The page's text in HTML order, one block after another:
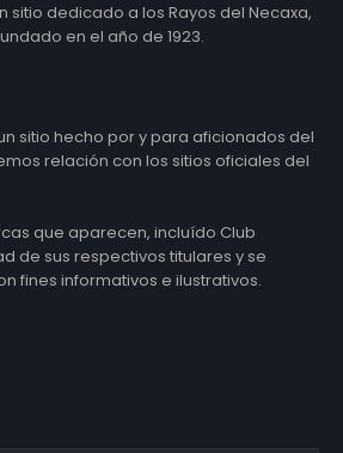
sitio dedicado a los Rayos del Necaxa,
en el año de 1923.
sitio hecho por y para aficionados del
relación con los sitios oficiales del
que aparecen, incluído Club
de sus respectivos titulares y se
fines informativos e ilustrativos.